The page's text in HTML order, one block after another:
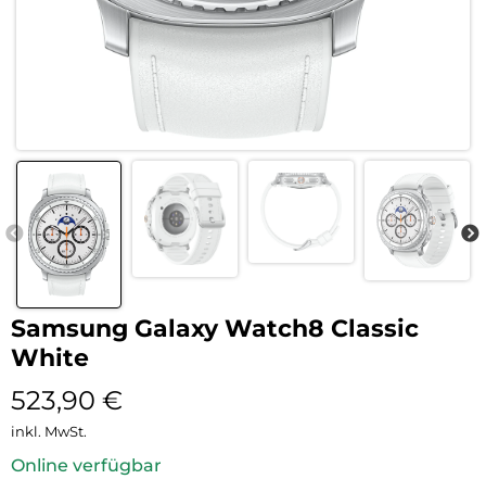
Samsung Galaxy Watch8 Classic
White
523,90 €
inkl. MwSt.
Online verfügbar